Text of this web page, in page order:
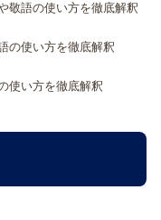
敬語の使い方を徹底解釈
の使い方を徹底解釈
使い方を徹底解釈